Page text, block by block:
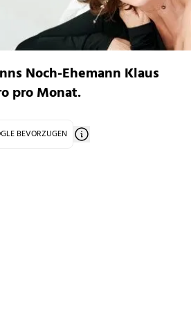
Noch-Ehemann Klaus
pro Monat.
BEVORZUGEN